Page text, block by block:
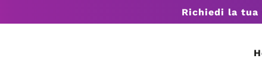
Richiedi la